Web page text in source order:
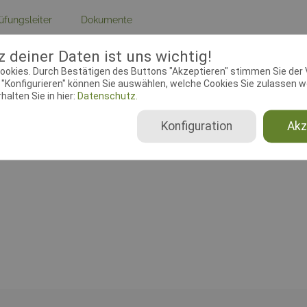
deiner Daten ist uns wichtig!
Durch Bestätigen des Buttons "Akzeptieren" stimmen Sie der
können Sie auswählen, welche Cookies Sie zulassen
Sie in hier: Datenschutz.
Konfiguration
Dokumente
14.03.2018 00:00:00 Meldeschluss:
Verein: Grevesmühlener
13-1-2
Adresse: AM Ploggensee 5,